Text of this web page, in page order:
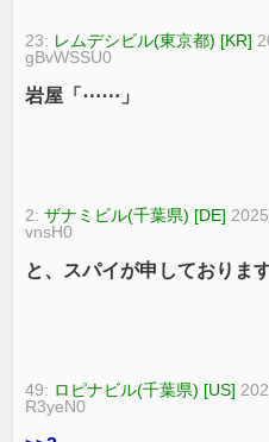
23: レムデシビル(東京都) [KR]
gBvWSSU0
岩屋「⋯⋯」
2:ザナミビル(千葉県) [DE]
vnsH0
と、スパイが申しておりま
49: ロピナビル(千葉県) [US]
R3yeN0